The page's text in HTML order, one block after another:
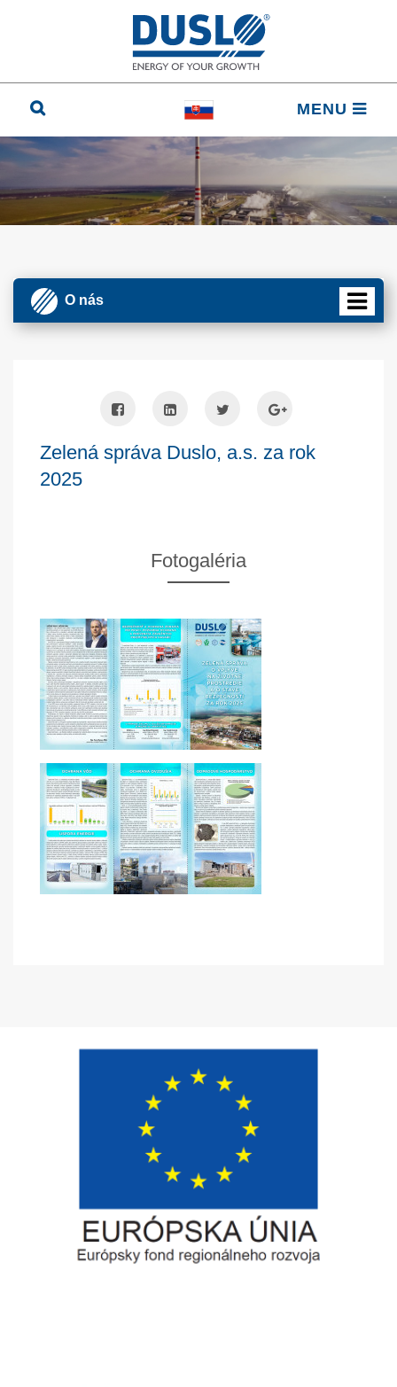
MENU
O nás
Zelená správa Duslo, a.s. za rok
2025
Fotogaléria